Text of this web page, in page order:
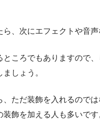
、次にエフェクトや音声
ころでもありますので
しょう。
、ただ装飾を入れるので
飾を加える人も多いです